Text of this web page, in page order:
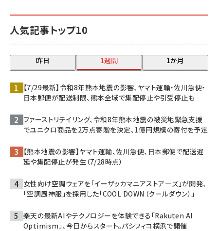
人気記事トップ10
昨日 1週間 1か月
【7/29最新】令和8年熊本地震の影響、ヤマト運輸・佐川急便・
日本郵便が配送制限、熊本全域で集配停止や引受停止も
ファーストリテイリング、令和8年熊本地震の被災地緊急支援
でユニクロ商品を2万点寄贈を決定、1億円規模の寄付を予定
【熊本地震の影響】ヤマト運輸、佐川急便、日本郵便で配送遅
延や集配停止が発生（7/28時点）
女性向け空調ウェアを「イーザッカマニアストア―ズ」が開発、
「空調風神服」を採用した「COOL DOWN（クールダウン）」
楽天の最新AIやテクノロジーを体験できる「Rakuten AI
Optimism」、今日からスタート。パシフィコ横浜で開催